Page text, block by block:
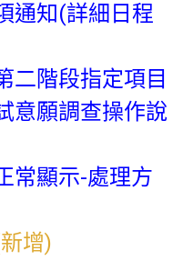
通知(詳細日程
二階段指定項目
意願調查操作說
常顯示-處理方
增)